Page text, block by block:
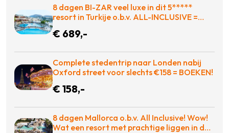
8 dagen BI-ZAR veel luxe in dit 5*****
resort in Turkije o.b.v. ALL-INCLUSIVE =
€ 689,-
Complete stedentrip naar Londen nabij
Oxford street voor slechts €158 = BOEKEN!
€ 158,-
8 dagen Mallorca o.b.v. All Inclusive! Wow!
Wat een resort met prachtige liggen in de